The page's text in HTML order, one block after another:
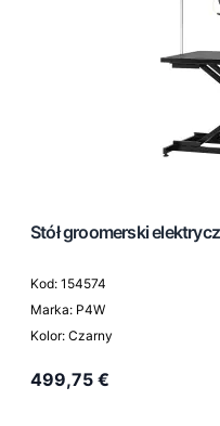
Stół groomerski
Kod: 154574
Marka: P4W
Kolor: Czarny
499,75 €